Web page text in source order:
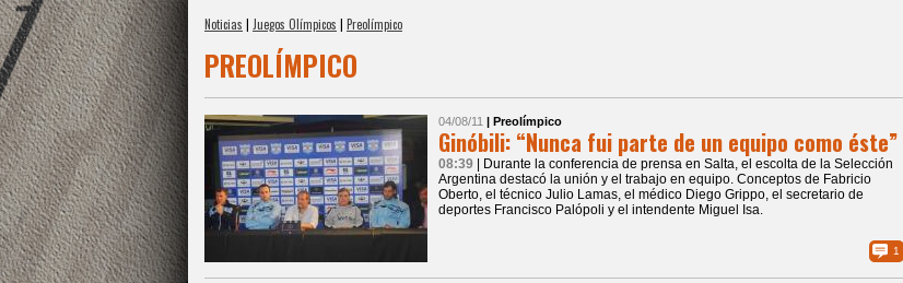
Noticias | Juegos Olímpicos | Preolímpico
PREOLÍMPICO
04/08/11 | Preolímpico
Ginóbili: “Nunca fui parte de un equipo como éste”
08:39
| Durante la conferencia de prensa en Salta, el escolta de la Selección
Argentina destacó la unión y el trabajo en equipo. Conceptos de Fabricio
Oberto, el técnico Julio Lamas, el médico Diego Grippo, el secretario de
deportes Francisco Palópoli y el intendente Miguel Isa.
1